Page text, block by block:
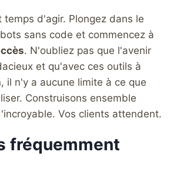
temps d'agir. Plongez dans le
sans code et commencez à
. N'oubliez pas que l'avenir
et qu'avec ces outils à
il n'y a aucune limite à ce que
Construisons ensemble
Vos clients attendent.
fréquemment